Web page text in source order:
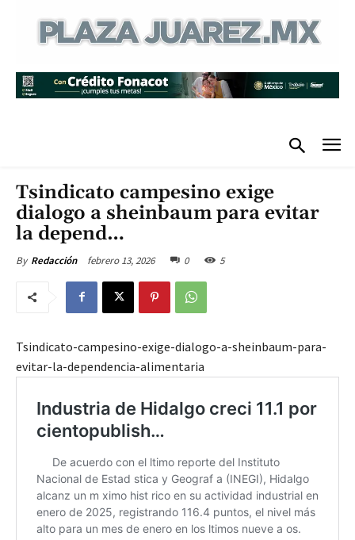
Tsindicato campesino exige
dialogo a sheinbaum para evitar
la depend…
By Redacción febrero 13, 2026 0 5
Tsindicato-campesino-exige-dialogo-a-sheinbaum-para-
evitar-la-dependencia-alimentaria